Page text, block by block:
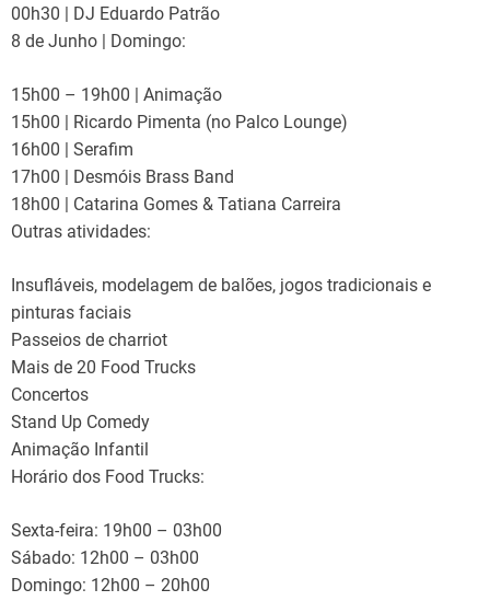
00h30 | DJ Eduardo Patrão
8 de Junho | Domingo:
15h00 – 19h00 | Animação
15h00 | Ricardo Pimenta (no Palco Lounge)
16h00 | Serafim
17h00 | Desmóis Brass Band
18h00 | Catarina Gomes & Tatiana Carreira
Outras atividades:
Insufláveis, modelagem de balões, jogos tradicionais e
pinturas faciais
Passeios de charriot
Mais de 20 Food Trucks
Concertos
Stand Up Comedy
Animação Infantil
Horário dos Food Trucks:
Sexta-feira: 19h00 – 03h00
Sábado: 12h00 – 03h00
Domingo: 12h00 – 20h00